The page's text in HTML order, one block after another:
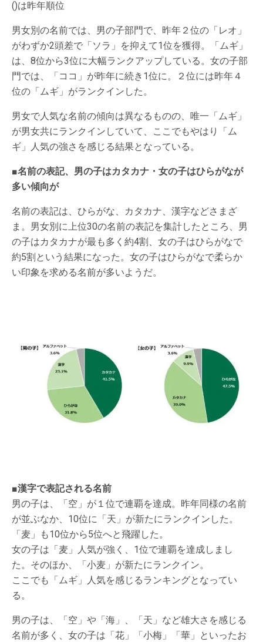
()は昨年順位
男女別の名前では、男の子部門で、昨年２位の「レオ」
がわずか2頭差で「ソラ」を抑えて1位を獲得。「ムギ」
は、8位から3位に大幅ランクアップしている。女の子部
門では、「ココ」が昨年に続き1位に。２位には昨年４
位の「ムギ」がランクインした。
男女で人気な名前の傾向は異なるものの、唯一「ムギ」
が男女共にランクインしていて、ここでもやはり「ム
ギ」人気の強さを感じる結果となっている。
■名前の表記、男の子はカタカナ・女の子はひらがなが
多い傾向が
名前の表記は、ひらがな、カタカナ、漢字などさまざ
ま。男女別に上位30の名前の表記を集計したところ、男
の子はカタカナが最も多く約4割、女の子はひらがなで
約5割という結果になった。女の子はひらがなで柔らか
い印象を求める名前が多いようだ。
■漢字で表記される名前
男の子は、「空」が１位で連覇を達成。昨年同様の名前
が並ぶなか、10位に「天」が新たにランクインした。
「麦」も10位から5位へと飛躍した。
女の子は「麦」人気が強く、1位で連覇を達成しまし
た。そのほか、「小麦」が新たにランクイン。
ここでも「ムギ」人気を感じるランキングとなってい
る。
男の子は、「空」や「海」、「天」など雄大さを感じる
名前が多く、女の子は「花」「小梅」「華」といったお